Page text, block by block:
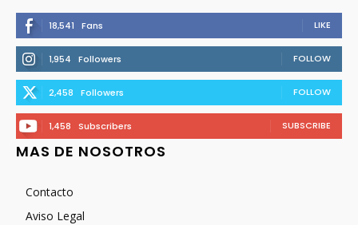
18,541 Fans LIKE
1,954 Followers FOLLOW
2,458 Followers FOLLOW
1,458 Subscribers SUBSCRIBE
MAS DE NOSOTROS
Contacto
Aviso Legal